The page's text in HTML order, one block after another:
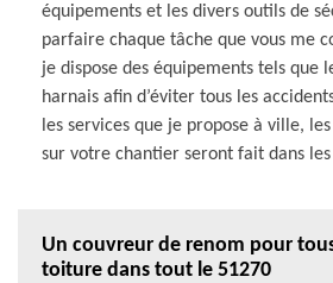
équipements et les divers outils de
parfaire chaque tâche que vous me
je dispose des équipements tels que
harnais afin d’éviter tous les
les services que je propose à ville,
sur votre chantier seront fait dans les
Un couvreur de renom pour
toiture dans tout le 51270